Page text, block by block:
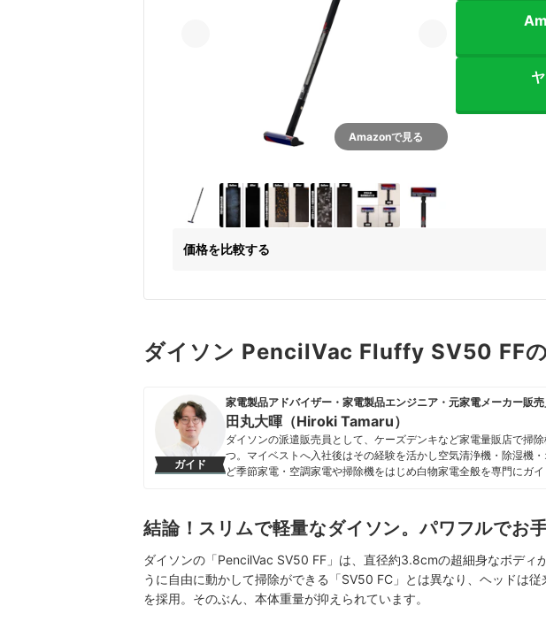
Amazonで見る
価格を比較する
ダイソン PencilVac Fluffy SV50 FF
ガイド
家電製品アドバイザー・家電製品エンジニア・元家電メーカー販
田丸大暉（Hiroki Tamaru）
ダイソンの派遣販売員として、ケーズデンキなど家電量販店で掃
つ。マイベストへ入社後はその経験を活かし空気清浄機・除湿機
ど季節家電・空調家電や掃除機をはじめ白物家電全般を専門にガ
エネ性能やお手入れのしやすさまでひとつひとつ丁寧に確認しなが
田丸大暉（Hiroki Tamaru）のプロフィール
結論！スリムで軽量なダイソン。パワフルでお
ダイソンの「PencilVac SV50 FF」は、直径約3.8cmの超細身なボディ
うに自由に動かして掃除ができる「SV50 FC」とは異なり、ヘッドは
を採用。そのぶん、本体重量が抑えられています。